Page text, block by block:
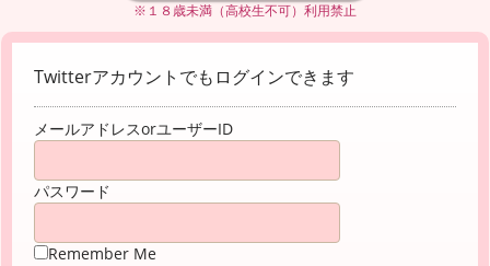
※１８歳未満（高校生不可）利用禁止
Twitterアカウントでもログインできます
メールアドレスorユーザーID
パスワード
Remember Me